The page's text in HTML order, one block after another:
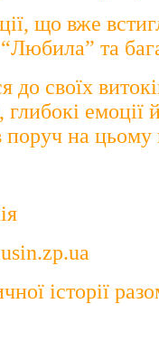
що вже
та
своїх
поруч на
історії